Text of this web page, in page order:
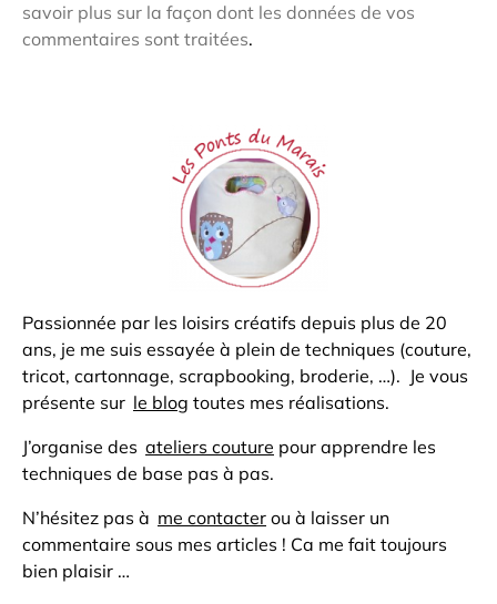
savoir plus sur la façon dont les données de vos
commentaires sont traitées.
Passionnée par les loisirs créatifs depuis plus de 20
ans, je me suis essayée à plein de techniques (couture,
tricot, cartonnage, scrapbooking, broderie, …). Je vous
présente sur le blog toutes mes réalisations.
J’organise des ateliers couture pour apprendre les
techniques de base pas à pas.
N’hésitez pas à me contacter ou à laisser un
commentaire sous mes articles ! Ca me fait toujours
bien plaisir …